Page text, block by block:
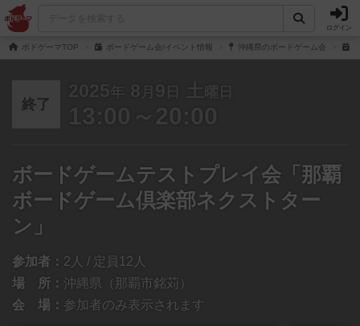
ログイン
ボドゲーマTOP ボードゲーム会/イベント情報 沖縄県のボードゲーム会
終了
2025 年 8 月 9 日 土 曜日
13:00～20:00
ボードゲームテストプレイ会「那覇
ボードゲーム倶楽部ネクストター
ン」
参加者： 2人 / 定員12人
場 所： 沖縄県（那覇市銘苅）
会 場： 参加者のみ表示されます